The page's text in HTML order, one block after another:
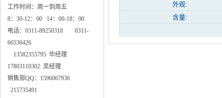
工作时间：周一到周五
8：30-12：00 14：00-18：00
电话：0311-89250318 0311-
66536426
13582355795 毕经理
17803110302 吴经理
销售部QQ：1596067936
215735491
外观:
含量: